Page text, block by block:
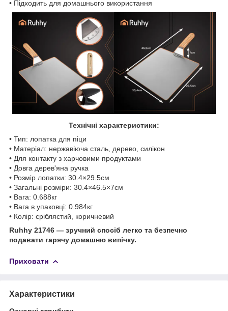
• Підходить для домашнього використання
Технічні характеристики:
• Тип: лопатка для піци
• Матеріал: нержавіюча сталь, дерево, силікон
• Для контакту з харчовими продуктами
• Довга дерев'яна ручка
• Розмір лопатки: 30.4×29.5см
• Загальні розміри: 30.4×46.5×7см
• Вага: 0.688кг
• Вага в упаковці: 0.984кг
• Колір: сріблястий, коричневий
Ruhhy 21746 — зручний спосіб легко та безпечно
подавати гарячу домашню випічку.
Приховати
Характеристики